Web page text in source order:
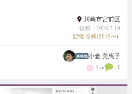
川崎市宮前区
投稿：2026.7.19
記憶:令和(2019〜)
小倉 美惠子
1 pt 1